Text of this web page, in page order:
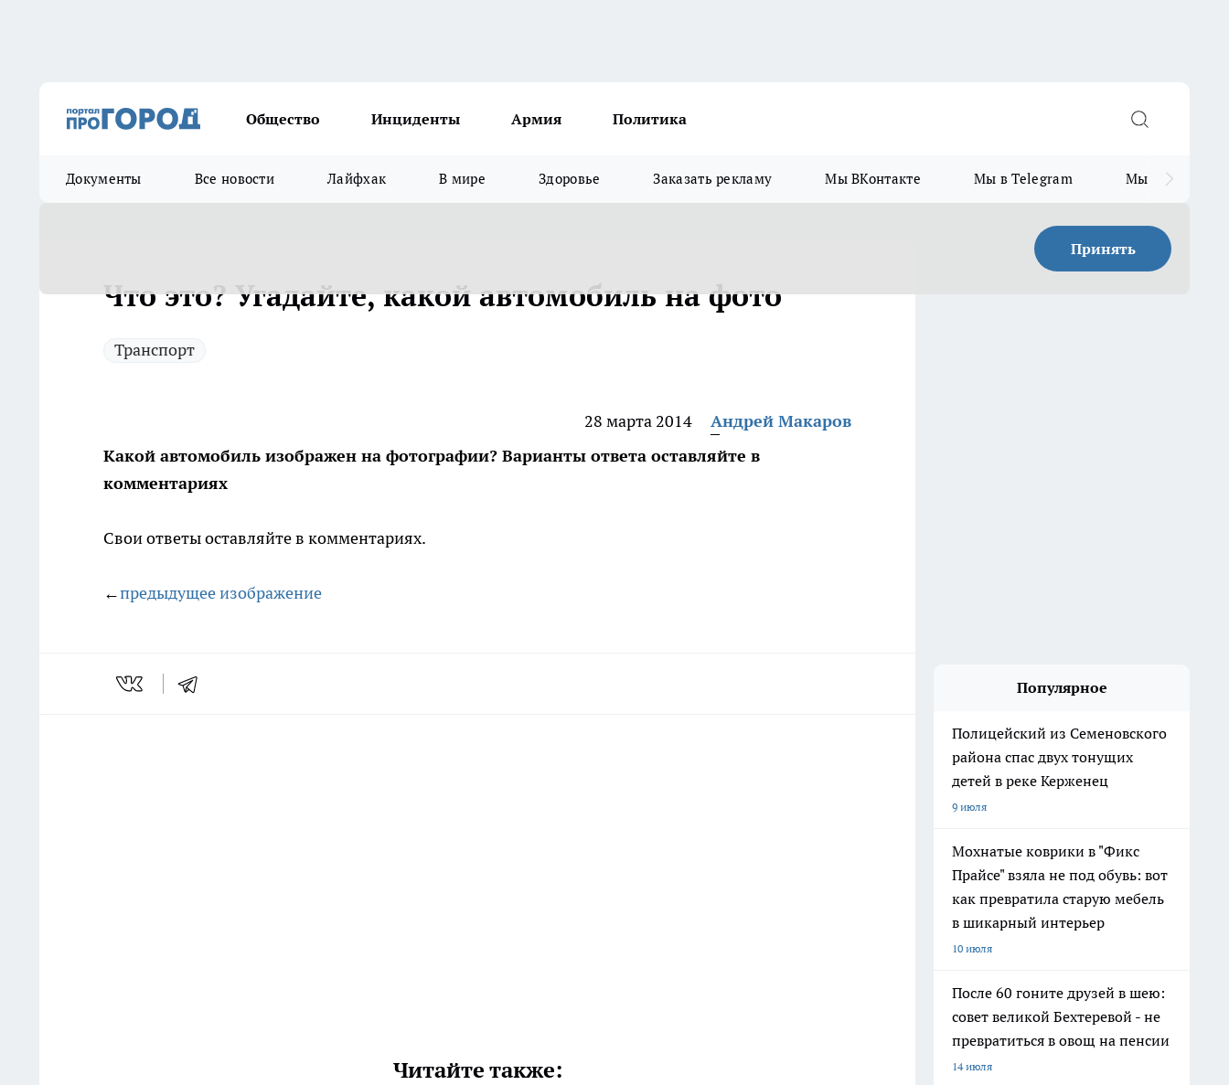
Общество Инциденты Армия Политика
Документы Все новости Лайфхак В мире Здоровье Заказать рекламу Мы ВКонтакте Мы в Telegram Мы в MAX
Принять
Что это? Угадайте, какой автомобиль на фото
Транспорт
28 марта 2014
Андрей Макаров
Какой автомобиль изображен на фотографии? Варианты ответа оставляйте в
комментариях
Свои ответы оставляйте в комментариях.
←предыдущее изображение
Читайте также:
Популярное
Полицейский из Семеновского
района спас двух тонущих
детей в реке Керженец
9 июля
Мохнатые коврики в "Фикс
Прайсе" взяла не под обувь: вот
как превратила старую мебель
в шикарный интерьер
10 июля
После 60 гоните друзей в шею:
совет великой Бехтеревой - не
превратиться в овощ на пенсии
14 июля